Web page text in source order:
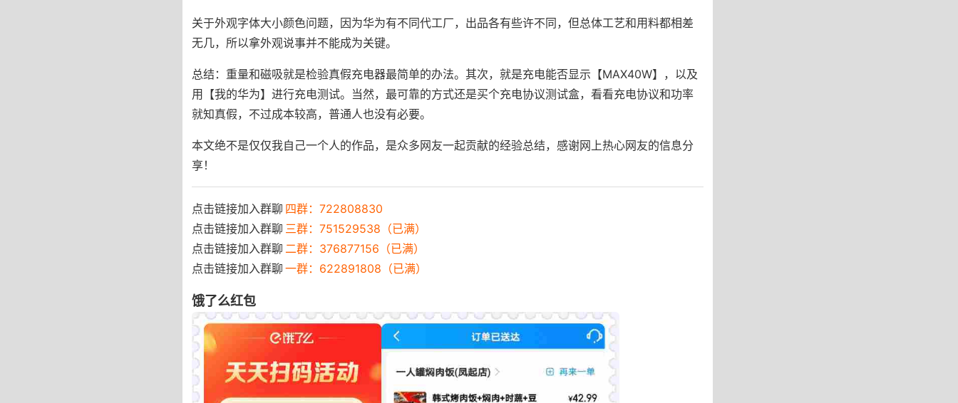
关于外观字体大小颜色问题，因为华为有不同代工厂，出品各有些许不同，但总体工艺和用料都相差
无几，所以拿外观说事并不能成为关键。
总结：重量和磁吸就是检验真假充电器最简单的办法。其次，就是充电能否显示【MAX40W】，以及
用【我的华为】进行充电测试。当然，最可靠的方式还是买个充电协议测试盒，看看充电协议和功率
就知真假，不过成本较高，普通人也没有必要。
本文绝不是仅仅我自己一个人的作品，是众多网友一起贡献的经验总结，感谢网上热心网友的信息分
享！
点击链接加入群聊 四群：722808830
点击链接加入群聊 三群：751529538（已满）
点击链接加入群聊 二群：376877156（已满）
点击链接加入群聊 一群：622891808（已满）
饿了么红包